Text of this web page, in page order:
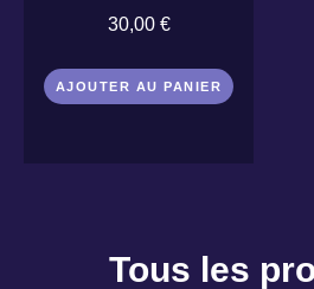
30,00 €
AJOUTER AU PANIER
Tous les